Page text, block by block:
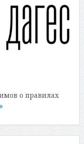
о правилах